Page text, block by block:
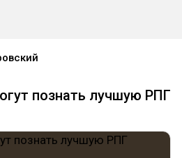
познать лучшую РПГ